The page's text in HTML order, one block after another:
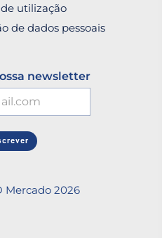
utilização
de dados pessoais
newsletter
Mercado 2026